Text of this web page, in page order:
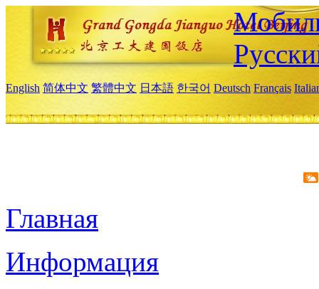
English 简体中文 繁體中文 日本語 한국어 Deutsch Français
Главная
Информация